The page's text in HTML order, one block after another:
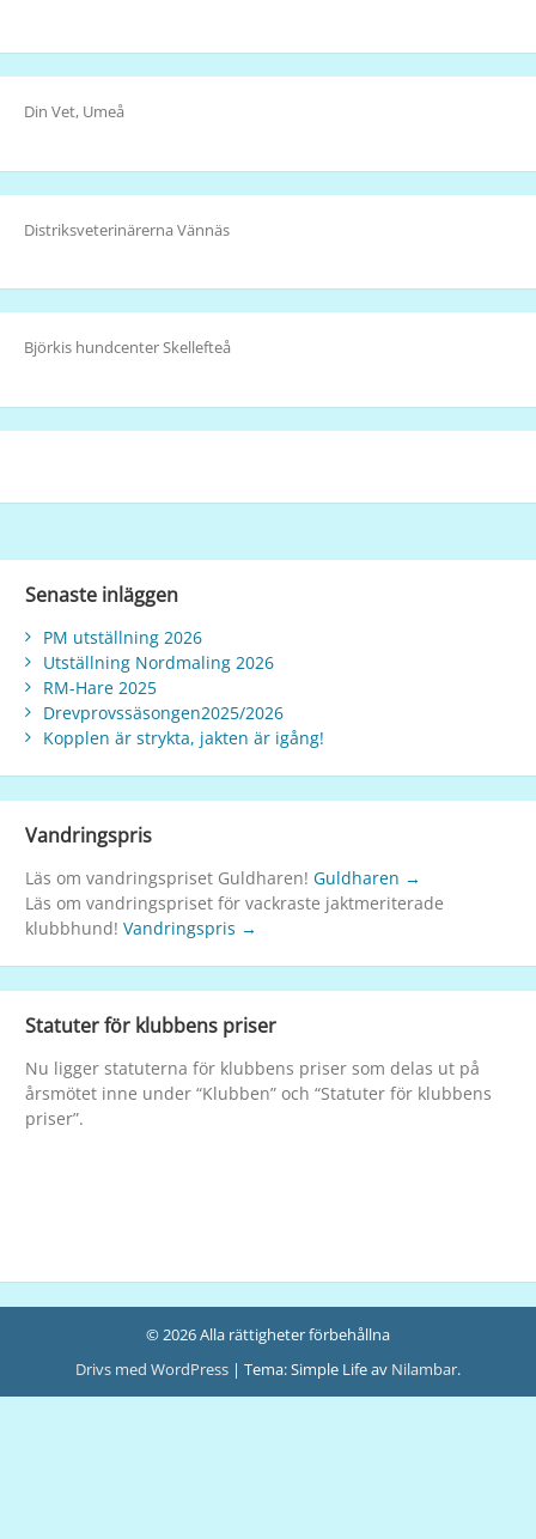
Din Vet, Umeå
Distriksveterinärerna Vännäs
Björkis hundcenter Skellefteå
Senaste inläggen
PM utställning 2026
Utställning Nordmaling 2026
RM-Hare 2025
Drevprovssäsongen2025/2026
Kopplen är strykta, jakten är igång!
Vandringspris
Läs om vandringspriset Guldharen! Guldharen →
Läs om vandringspriset för vackraste jaktmeriterade
klubbhund! Vandringspris →
Statuter för klubbens priser
Nu ligger statuterna för klubbens priser som delas ut på
årsmötet inne under “Klubben” och “Statuter för klubbens
priser”.
© 2026 Alla rättigheter förbehållna
Drivs med WordPress | Tema: Simple Life av Nilambar.